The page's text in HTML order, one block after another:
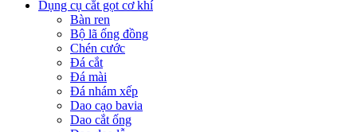
Dụng cụ cắt gọt cơ khí
Bàn ren
Bộ lã ống đồng
Chén cước
Đá cắt
Đá mài
Đá nhám xếp
Dao cạo bavia
Dao cắt ống